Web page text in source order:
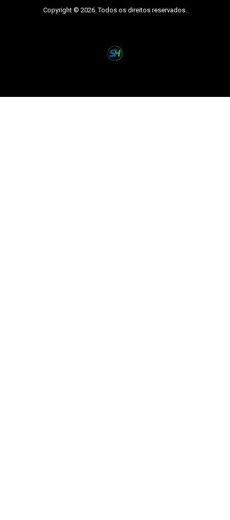
Copyright © 2026. Todos os direitos reservados.